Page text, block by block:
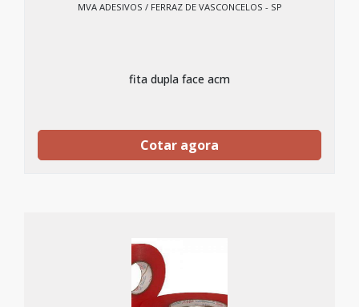
MVA ADESIVOS / FERRAZ DE VASCONCELOS - SP
fita dupla face acm
Cotar agora